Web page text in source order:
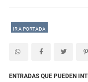
IR A PORTADA
ENTRADAS QUE PUEDEN